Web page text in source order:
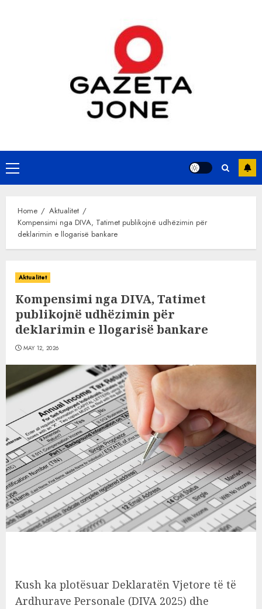
Primary
Menu
Home
Aktualitet
Kompensimi nga DIVA, Tatimet publikojnë udhëzimin për
deklarimin e llogarisë bankare
Aktualitet
Kompensimi nga DIVA, Tatimet
publikojnë udhëzimin për
deklarimin e llogarisë bankare
MAY 12, 2026
Kush ka plotësuar Deklaratën Vjetore të të
Ardhurave Personale (DIVA 2025) dhe